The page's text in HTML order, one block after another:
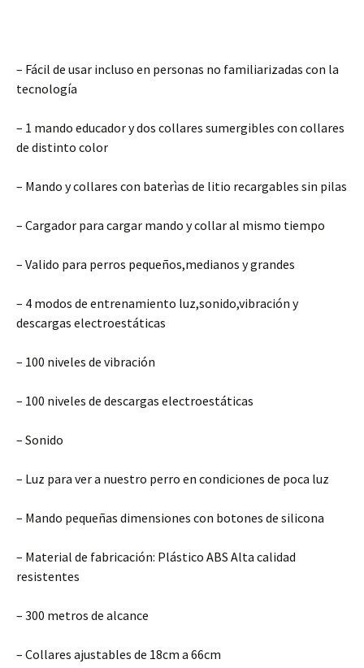
– Fácil de usar incluso en personas no familiarizadas con la
tecnología
– 1 mando educador y dos collares sumergibles con collares
de distinto color
– Mando y collares con baterìas de litio recargables sin pilas
– Cargador para cargar mando y collar al mismo tiempo
– Valido para perros pequeños,medianos y grandes
– 4 modos de entrenamiento luz,sonido,vibración y
descargas electroestáticas
– 100 niveles de vibración
– 100 niveles de descargas electroestáticas
– Sonido
– Luz para ver a nuestro perro en condiciones de poca luz
– Mando pequeñas dimensiones con botones de silicona
– Material de fabricación: Plástico ABS Alta calidad
resistentes
– 300 metros de alcance
– Collares ajustables de 18cm a 66cm